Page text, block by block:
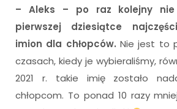
– Aleks – po raz kolejny nie
pierwszej dziesiątce
imion dla chłopców. Nie jest to
czasach, kiedy je wybieraliśmy,
2021 r. takie imię zostało
chłopcom. To ponad 10 razy